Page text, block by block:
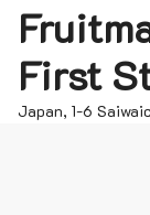
First
Japan, 1-6